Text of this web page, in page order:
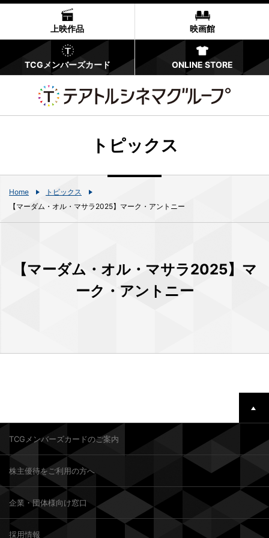
上映作品 映画館
TCGメンバーズカード ONLINE STORE
トピックス
Home
トピックス
【マーダム・オル・マサラ2025】マーク・アントニー
【マーダム・オル・マサラ2025】マ
ーク・アントニー
TCGメンバーズカードのご案内
株主優待をご利用の方へ
企業・団体様向け窓口
採用情報